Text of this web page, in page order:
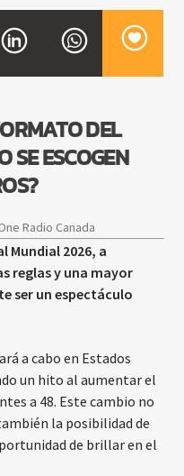
DEL
SE ESCOGEN
Radio Canada
Mundial 2026, a
reglas y una mayor
ser un espectáculo
a cabo en Estados
un hito al aumentar el
a 48. Este cambio no
la posibilidad de
de brillar en el